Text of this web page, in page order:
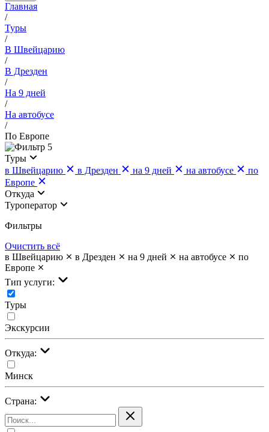
Главная
/
Туры
/
В Швейцарию
/
В Дрезден
/
На 9 дней
/
На автобусе
/
По Европе
5
Туры
в Швейцарию
в Дрезден на 9 дней на автобусе
по
Европе
Откуда
Туроператор
Фильтры
Очистить всё
в Швейцарию
в Дрезден на 9 дней на автобусе
по
Европе
Тип услуги:
Туры
Экскурсии
Откуда:
Минск
Страна: